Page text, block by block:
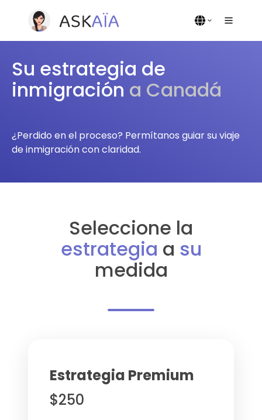
Su estrategia de
inmigración a Canadá
¿Perdido en el proceso? Permítanos guiar su viaje
de inmigración con claridad.
Seleccione la
estrategia a su
medida
Estrategia Premium
$250